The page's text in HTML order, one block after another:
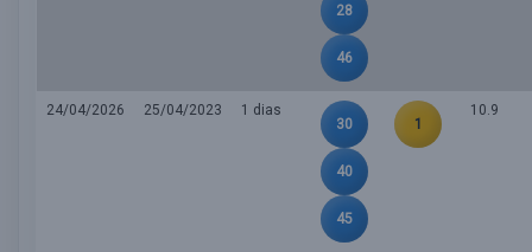
28
46
24/04/2026 25/04/2023
1 dias
30
40
45
1
10.9